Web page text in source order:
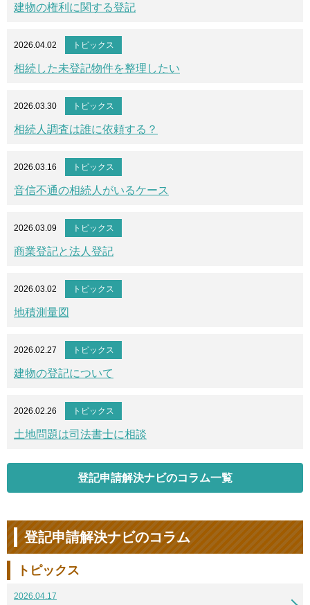
建物の権利に関する登記
2026.04.02 トピックス
相続した未登記物件を整理したい
2026.03.30 トピックス
相続人調査は誰に依頼する？
2026.03.16 トピックス
音信不通の相続人がいるケース
2026.03.09 トピックス
商業登記と法人登記
2026.03.02 トピックス
地積測量図
2026.02.27 トピックス
建物の登記について
2026.02.26 トピックス
土地問題は司法書士に相談
登記申請解決ナビのコラム一覧
登記申請解決ナビのコラム
トピックス
2026.04.17